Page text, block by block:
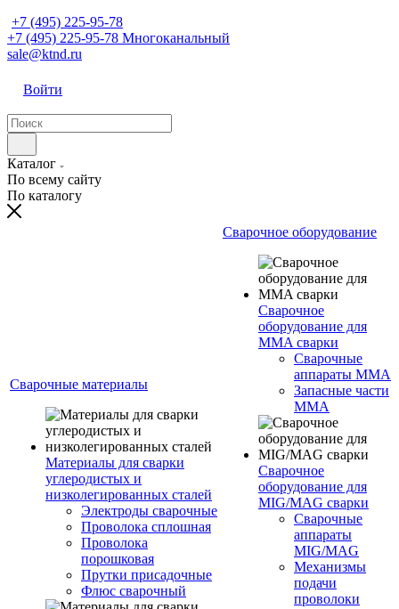
+7 (495) 225-95-78
+7 (495) 225-95-78 Многоканальный
sale@ktnd.ru
Войти
Каталог
По всему сайту
По каталогу
Сварочные материалы
Материалы для сварки
углеродистых и
низколегированных сталей
Электроды сварочные
Проволока сплошная
Проволока
порошковая
Прутки присадочные
Флюс сварочный
Сварочное оборудование
Сварочное
оборудование для
MMA сварки
Сварочные
аппараты MMA
Запасные части
MMA
Сварочное
оборудование для
MIG/MAG сварки
Сварочные
аппараты
MIG/MAG
Механизмы
подачи
проволоки